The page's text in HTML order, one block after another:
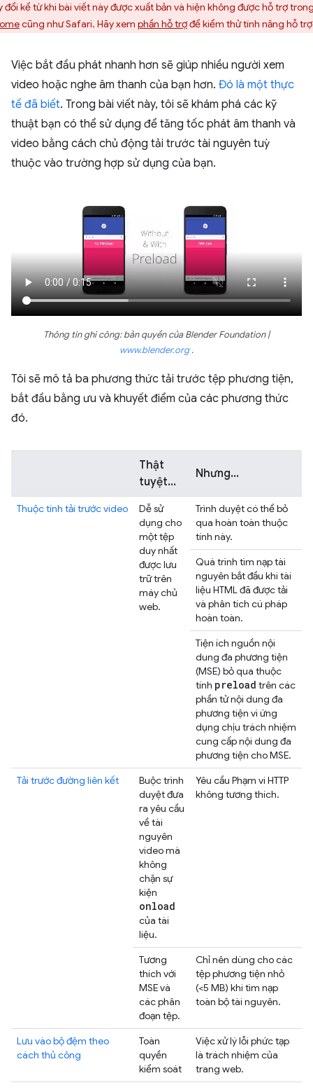
đổi kể từ khi bài viết này được xuất bản và hiện không được hỗ trợ
cũng như Safari. Hãy xem phần hỗ trợđể kiểm thử tính năng hỗ
Việc bắt đầu phát nhanh hơn sẽ giúp nhiều người xem
video hoặc nghe âm thanh của bạn hơn. Đó là một thực
tế đã biết. Trong bài viết này, tôi sẽ khám phá các kỹ
thuật bạn có thể sử dụng để tăng tốc phát âm thanh và
video bằng cách chủ động tải trước tài nguyên tuỳ
thuộc vào trường hợp sử dụng của bạn.
Thông tin ghi công: bản quyền của Blender Foundation |
www.blender.org.
Tôi sẽ mô tả ba phương thức tải trước tệp phương tiện,
bắt đầu bằng ưu và khuyết điểm của các phương thức
đó.
Thật
tuyệt...
Nhưng...
Thuộc tính tải trước video
Dễ sử
dụng cho
một tệp
duy nhất
được lưu
trữ trên
máy chủ
web.
Trình duyệt có thể bỏ
qua hoàn toàn thuộc
tính này.
Quá trình tìm nạp tài
nguyên bắt đầu khi tài
liệu HTML đã được tải
và phân tích cú pháp
hoàn toàn.
Tiện ích nguồn nội
dung đa phương tiện
(MSE) bỏ qua thuộc
tính preload trên các
phần tử nội dung đa
phương tiện vì ứng
dụng chịu trách nhiệm
cung cấp nội dung đa
phương tiện cho MSE.
Tải trước đường liên kết
Buộc trình
duyệt đưa
ra yêu cầu
về tài
nguyên
video mà
không
chặn sự
kiện
onload
của tài
liệu.
Yêu cầu Phạm vi HTTP
không tương thích.
Tương
thích với
MSE và
các phân
đoạn tệp.
Chỉ nên dùng cho các
tệp phương tiện nhỏ
(<5 MB) khi tìm nạp
toàn bộ tài nguyên.
Lưu vào bộ đệm theo
cách thủ công
Toàn
quyền
kiểm soát
Việc xử lý lỗi phức tạp
là trách nhiệm của
trang web.